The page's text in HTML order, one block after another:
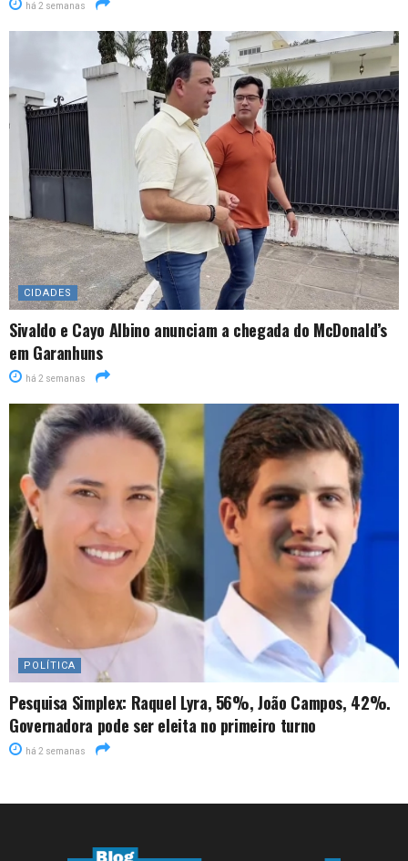
há 2 semanas
CIDADES
Sivaldo e Cayo Albino anunciam a chegada do McDonald’s
em Garanhuns
há 2 semanas
POLÍTICA
Pesquisa Simplex: Raquel Lyra, 56%, João Campos, 42%.
Governadora pode ser eleita no primeiro turno
há 2 semanas